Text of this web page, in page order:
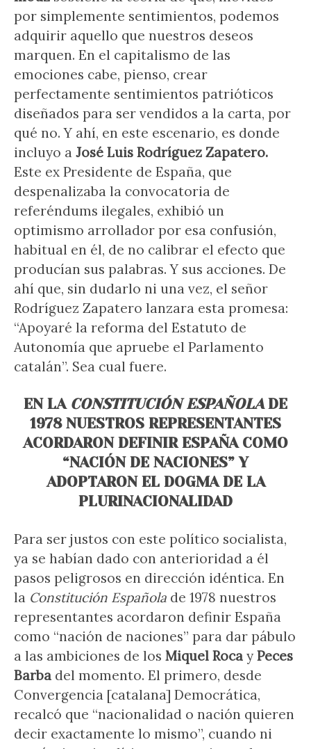
por simplemente sentimientos, podemos
adquirir aquello que nuestros deseos
marquen. En el capitalismo de las
emociones cabe, pienso, crear
perfectamente sentimientos patrióticos
diseñados para ser vendidos a la carta, por
qué no. Y ahí, en este escenario, es donde
incluyo a José Luis Rodríguez Zapatero.
Este ex Presidente de España, que
despenalizaba la convocatoria de
referéndums ilegales, exhibió un
optimismo arrollador por esa confusión,
habitual en él, de no calibrar el efecto que
producían sus palabras. Y sus acciones. De
ahí que, sin dudarlo ni una vez, el señor
Rodríguez Zapatero lanzara esta promesa:
“Apoyaré la reforma del Estatuto de
Autonomía que apruebe el Parlamento
catalán”. Sea cual fuere.
EN LA CONSTITUCIÓN ESPAÑOLADE
1978 NUESTROS REPRESENTANTES
ACORDARON DEFINIR ESPAÑA COMO
“NACIÓN DE NACIONES” Y
ADOPTARON EL DOGMA DE LA
PLURINACIONALIDAD
Para ser justos con este político socialista,
ya se habían dado con anterioridad a él
pasos peligrosos en dirección idéntica. En
la Constitución Española de 1978 nuestros
representantes acordaron definir España
como “nación de naciones” para dar pábulo
a las ambiciones de los Miquel Roca y Peces
Barba del momento. El primero, desde
Convergencia [catalana] Democrática,
recalcó que “nacionalidad o nación quieren
decir exactamente lo mismo”, cuando ni